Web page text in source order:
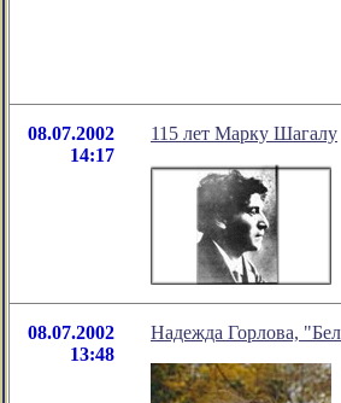
08.07.2002
14:17
115 лет Марку Шагалу
08.07.2002
13:48
Надежда Горлова,